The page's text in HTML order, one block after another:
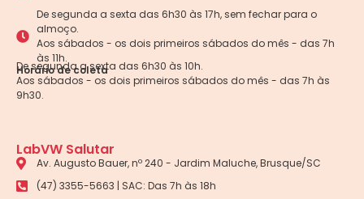
De segunda a sexta das 6h30 às 17h, sem fechar para o
almoço.
Aos sábados - os dois primeiros sábados do mês - das 7h
às 11h.
Horário de coleta
De segunda a sexta das 6h30 às 10h.
Aos sábados - os dois primeiros sábados do mês - das 7h às
9h30.
LabVW Salutar
Av. Augusto Bauer, nº 240 - Jardim Maluche, Brusque/SC
(47) 3355-5663 | SAC: Das 7h às 18h